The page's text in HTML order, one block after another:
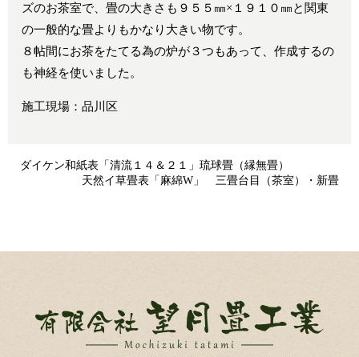
ズのお茶室で、畳の大きさも９５５㎜×１９１０㎜と関東
の一般的な畳よりもかなり大きい物です。
８帖間にお茶をたてる為の炉が３つもあって、作成するの
も神経を使いました。
施工現場：品川区
ダイケン和紙表「清流１４＆２１」琉球畳（縁無畳）
天然イ草畳表「麻綿W」 三畳台目（茶室）・新畳